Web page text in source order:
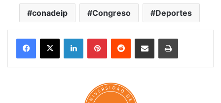
conadeip Congreso Deportes
LinkedInPinterestReddit Share via Email Print